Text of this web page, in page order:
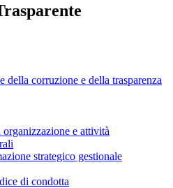
della corruzione e della trasparenza
e attività
strategico gestionale
di condotta